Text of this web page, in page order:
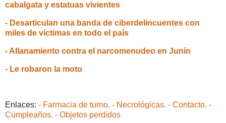
cabalgata y estatuas vivientes
- Desarticulan una banda de ciberdelincuentes con
miles de víctimas en todo el país
- Allanamiento contra el narcomenudeo en Junín
- Le robaron la moto
Enlaces: - Farmacia de turno. - Necrológicas. - Contacto. -
Cumpleaños. - Objetos perdidos